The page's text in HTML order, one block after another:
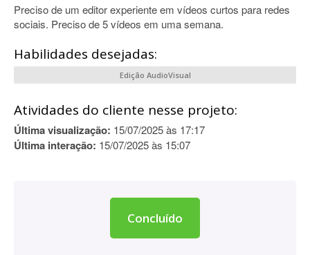
Preciso de um editor experiente em vídeos curtos para redes
sociais. Preciso de 5 vídeos em uma semana.
Habilidades desejadas:
Edição AudioVisual
Atividades do cliente nesse projeto:
Última visualização: 15/07/2025 às 17:17
Última interação: 15/07/2025 às 15:07
Concluído